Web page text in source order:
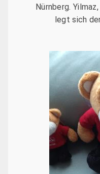
Nürnberg.
legt sich